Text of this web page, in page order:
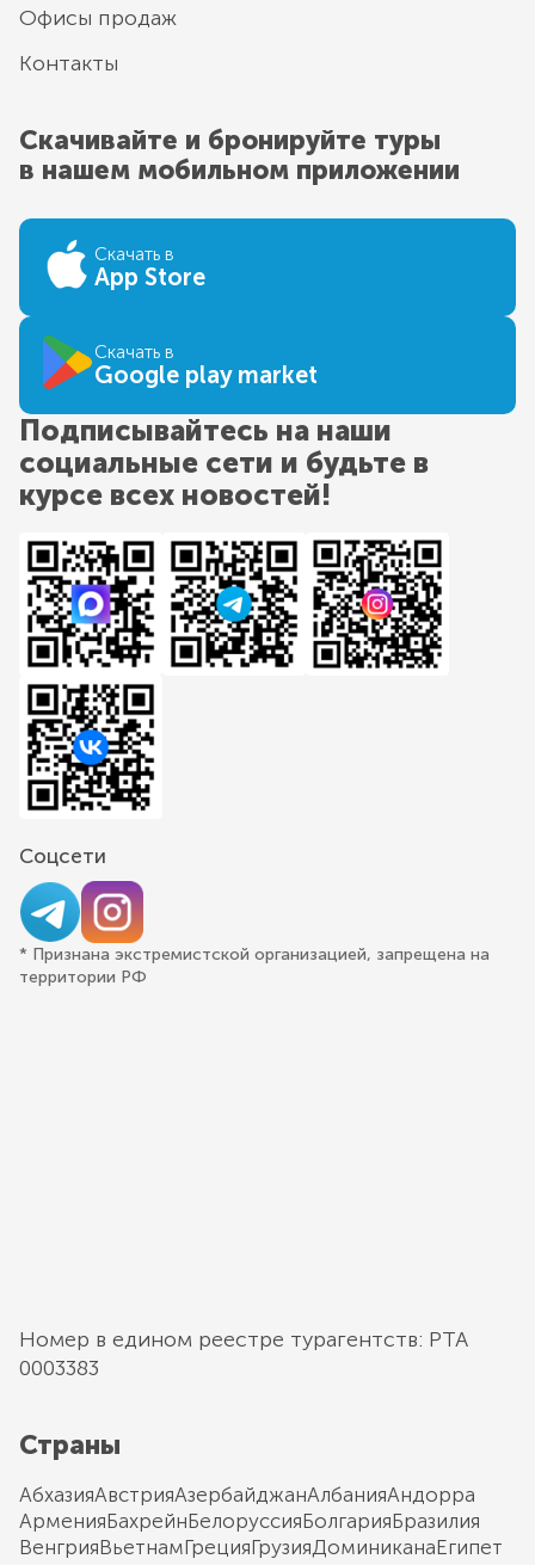
Офисы продаж
Контакты
Скачивайте и бронируйте туры
в нашем мобильном приложении
Скачать в
App Store
Скачать в
Google play market
Подписывайтесь на наши
социальные сети и будьте в
курсе всех новостей!
Соцсети
* Признана экстремистской организацией, запрещена на
территории РФ
Номер в едином реестре турагентств: РТА
0003383
Страны
АбхазияАвстрияАзербайджанАлбанияАндорра
АрменияБахрейнБелоруссияБолгарияБразилия
ВенгрияВьетнамГрецияГрузияДоминиканаЕгипет